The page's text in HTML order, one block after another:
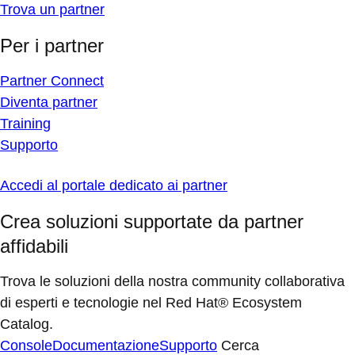
Trova un partner
Per i partner
Partner Connect
Diventa partner
Training
Supporto
Accedi al portale dedicato ai partner
Crea soluzioni supportate da partner
affidabili
Trova le soluzioni della nostra community collaborativa
di esperti e tecnologie nel Red Hat® Ecosystem
Catalog.
ConsoleDocumentazioneSupporto Cerca